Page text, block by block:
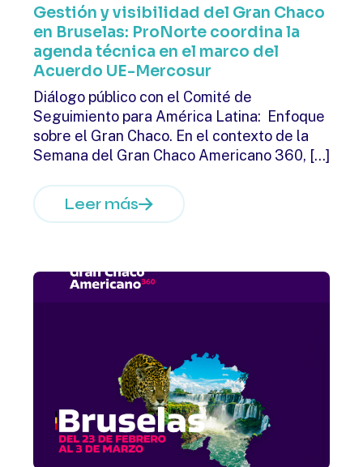
Gestión y visibilidad del Gran Chaco
en Bruselas: ProNorte coordina la
agenda técnica en el marco del
Acuerdo UE-Mercosur
Diálogo público con el Comité de
Seguimiento para América Latina: Enfoque
sobre el Gran Chaco. En el contexto de la
Semana del Gran Chaco Americano 360, […]
Leer más